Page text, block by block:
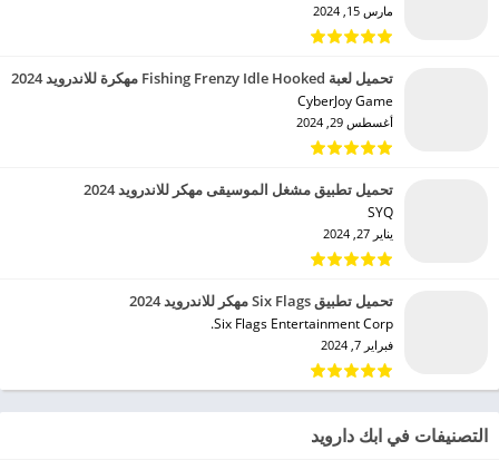
مارس 15, 2024
تحميل لعبة Fishing Frenzy Idle Hooked مهكرة للاندرويد 2024
CyberJoy Game‏
أغسطس 29, 2024
تحميل تطبيق مشغل الموسيقى مهكر للاندرويد 2024
SYQ‏
يناير 27, 2024
تحميل تطبيق Six Flags مهكر للاندرويد 2024
Six Flags Entertainment Corp.‏
فبراير 7, 2024
التصنيفات في ابك دارويد